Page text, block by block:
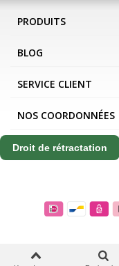
PRODUITS
BLOG
SERVICE CLIENT
NOS COORDONNÉES
Droit de rétractation